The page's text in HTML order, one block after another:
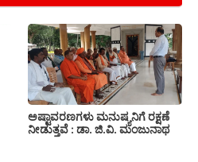
ಅಷ್ಟಾವರಣಗಳು ಮನುಷ್ಯನಿಗೆ ರಕ್ಷಣೆ
ನೀಡುತ್ತವೆ : ಡಾ. ಜಿ.ವಿ. ಮಂಜುನಾಥ